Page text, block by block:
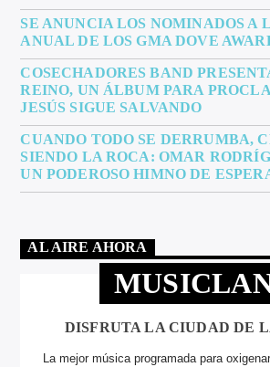
SE ANUNCIA LOS NOMINADOS A
ANUAL DE LOS GMA DOVE
COSECHADORES BAND
REINO, UN ÁLBUM PARA
JESÚS SIGUE SALVANDO
CUANDO TODO SE DERRUMBA,
SIENDO LA ROCA: OMAR
UN PODEROSO HIMNO DE
AL AIRE AHORA
DISFRUTA LA CIUDAD DE
La mejor música programada para